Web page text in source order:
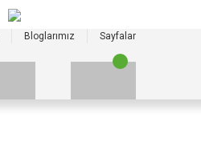
Bloglarımız Sayfalar